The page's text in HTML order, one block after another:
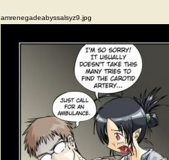
amrenegadeabyssalsyz9.jpg